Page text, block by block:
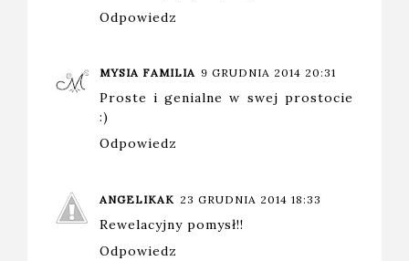
Odpowiedz
MYSIA FAMILIA 9 GRUDNIA 2014 20:31
Proste i genialne w swej prostocie
:)
Odpowiedz
ANGELIKAK 23 GRUDNIA 2014 18:33
Rewelacyjny pomysł!!
Odpowiedz